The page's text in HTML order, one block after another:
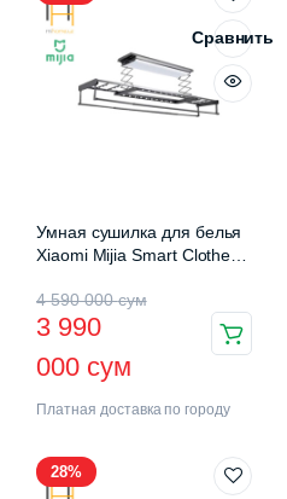
Сравнить
Умная сушилка для белья
Xiaomi Mijia Smart Clothes
4 590 000сум
3 990
000 сум
Платная доставка по городу
28%